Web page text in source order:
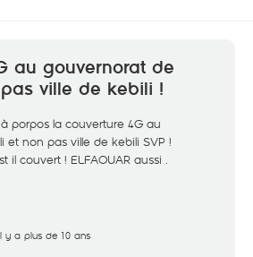
au gouvernorat de
ville de kebili !
porpos la couverture 4G au
et non pas ville de kebili SVP !
il couvert ! ELFAOUAR aussi .
y a plus de 10 ans